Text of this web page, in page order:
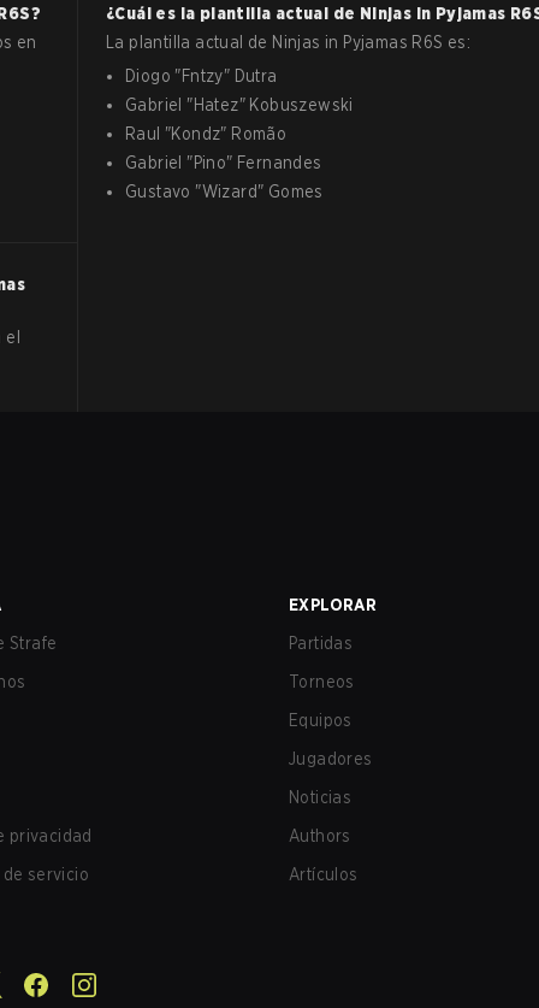
?
en
¿Cuál es la plantilla actual de Ninjas in Pyjamas
La plantilla actual de Ninjas in Pyjamas R6S es:
Diogo "Fntzy" Dutra
Gabriel "Hatez" Kobuszewski
Raul "Kondz" Romão
Gabriel "Pino" Fernandes
Gustavo "Wizard" Gomes
Strafe
privacidad
servicio
EXPLORAR
Partidas
Torneos
Equipos
Jugadores
Noticias
Authors
Artículos